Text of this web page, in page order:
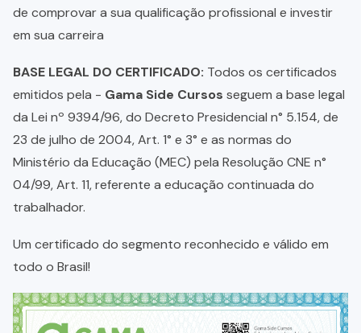
de comprovar a sua qualificação profissional e investir
em sua carreira
BASE LEGAL DO CERTIFICADO: Todos os certificados
emitidos pela - Gama Side Cursos seguem a base legal
da Lei nº 9394/96, do Decreto Presidencial n° 5.154, de
23 de julho de 2004, Art. 1° e 3° e as normas do
Ministério da Educação (MEC) pela Resolução CNE n°
04/99, Art. 11, referente a educação continuada do
trabalhador.
Um certificado do segmento reconhecido e válido em
todo o Brasil!